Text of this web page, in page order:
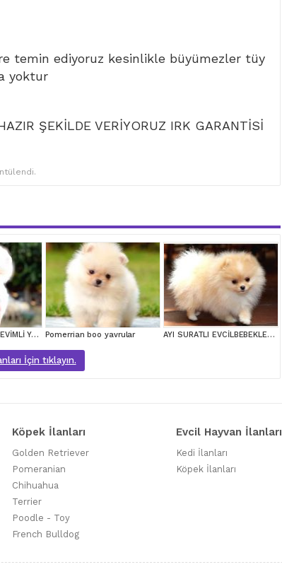
temin ediyoruz kesinlikle büyümezler tüy
yoktur
ŞEKİLDE VERİYORUZ IRK GARANTİSİ
POMERRİAN BOO SEVİMLİ YAVRULAR Pomerrian boo yavrular AYI SURATLI EVCİLBEBEKLER MİNİ PUPPY BOY POMERRİAN BOO
İçin tıklayın.
Köpek İlanları
Golden Retriever
Pomeranian
Chihuahua
Terrier
Poodle - Toy
French Bulldog
Evcil Hayvan İlanları
Kedi İlanları
Köpek İlanları